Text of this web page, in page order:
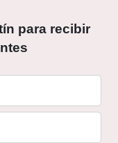
para recibir